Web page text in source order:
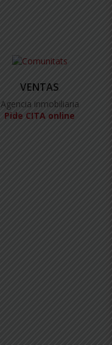
VENTAS
Agencia inmobiliaria
Pide CITA online